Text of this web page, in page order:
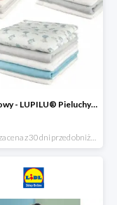
Hit cenowy - LUPILU® Pieluchy tetrowe 80x80 cm, z biobawełny, 5 sztuk
*najniższa cena z 30 dni przed obniżką